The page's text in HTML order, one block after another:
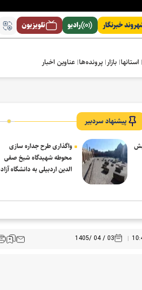
خبرنگار رادیو تلویزیون
استانها بازار پرونده‌ها عناوین اخبار
پیشنهاد سردبیر
واگذاری طرح جداره سازی
محوطه شهیدگاه شیخ صفی
الدین اردبیلی به دانشگاه آزاد
03 / 04 /1405